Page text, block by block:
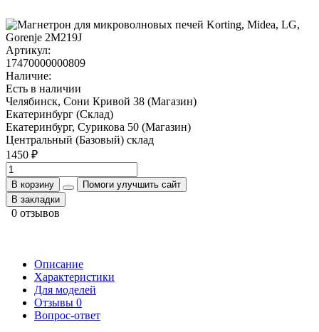
Артикул:
17470000000809
Наличие:
Есть в наличии
Челябинск, Сони Кривой 38 (Магазин)
Екатеринбург (Склад)
Екатеринбург, Сурикова 50 (Магазин)
Центральный (Базовый) склад
1450 ₽
В корзину
Помоги улучшить сайт
В закладки
0 отзывов
Описание
Характеристики
Для моделей
Отзывы 0
Вопрос-ответ